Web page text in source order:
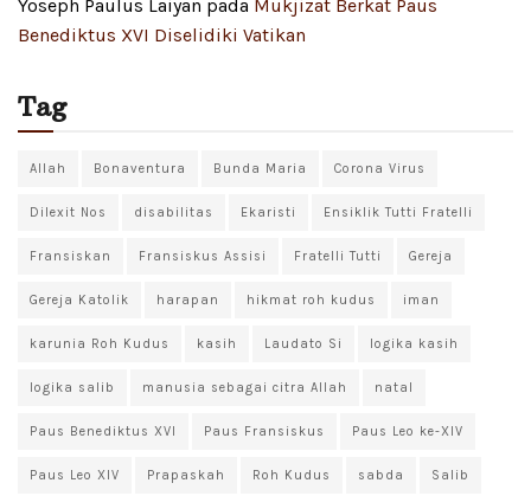
Yoseph Paulus Laiyan pada Mukjizat Berkat Paus
Benediktus XVI Diselidiki Vatikan
Tag
Allah Bonaventura Bunda Maria Corona Virus
Dilexit Nos disabilitas Ekaristi Ensiklik Tutti Fratelli
Fransiskan Fransiskus Assisi Fratelli Tutti Gereja
Gereja Katolik harapan hikmat roh kudus iman
karunia Roh Kudus kasih Laudato Si logika kasih
logika salib manusia sebagai citra Allah natal
Paus Benediktus XVI Paus Fransiskus Paus Leo ke-XIV
Paus Leo XIV Prapaskah Roh Kudus sabda Salib